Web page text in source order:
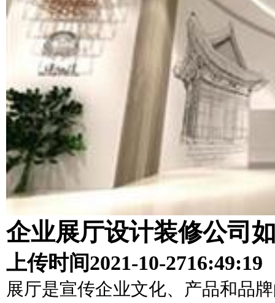
企业展厅设计装修公司
上传时间2021-10-2716:49:19
展厅是宣传企业文化、产品和品